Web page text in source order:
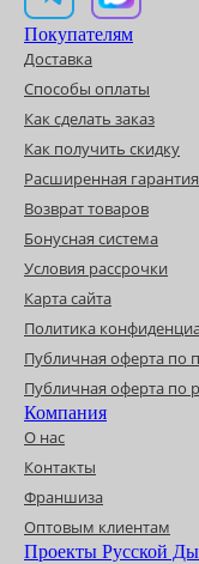
Покупателям
Доставка
Способы оплаты
Как сделать заказ
Как получить скидку
Расширенная гарантия
Возврат товаров
Бонусная система
Условия рассрочки
Карта сайта
Политика
Публичная оферта по
Публичная оферта по
Компания
О нас
Контакты
Франшиза
Оптовым клиентам
Проекты Русской